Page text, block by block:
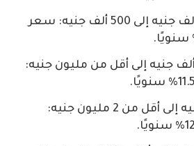
أكثر من 100 ألف جنيه إلى 500 ألف جنيه: سعر
أكثر من 500 ألف جنيه إلى أقل من مليون جنيه:
من مليون جنيه إلى أقل من 2 مليون جنيه: